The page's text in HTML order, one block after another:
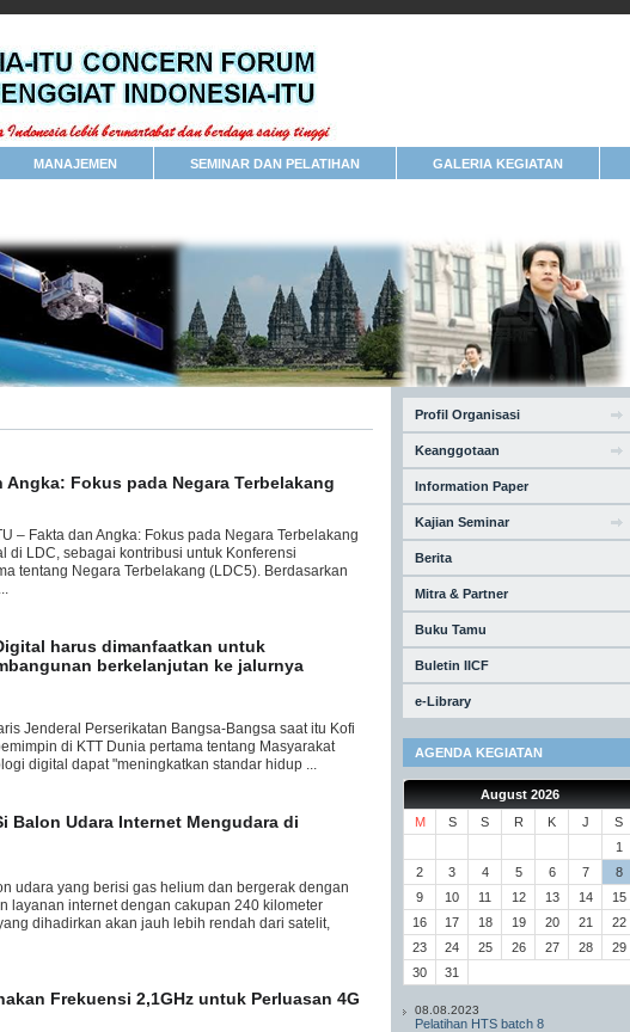
MANAJEMEN SEMINAR DAN PELATIHAN GALERIA KEGIATAN
Angka: Fokus pada Negara Terbelakang
– Fakta dan Angka: Fokus pada Negara Terbelakang
di LDC, sebagai kontribusi untuk Konferensi
tentang Negara Terbelakang (LDC5). Berdasarkan
harus dimanfaatkan untuk
berkelanjutan ke jalurnya
Jenderal Perserikatan Bangsa-Bangsa saat itu Kofi
di KTT Dunia pertama tentang Masyarakat
digital dapat "meningkatkan standar hidup ...
Balon Udara Internet Mengudara di
udara yang berisi gas helium dan bergerak dengan
layanan internet dengan cakupan 240 kilometer
dihadirkan akan jauh lebih rendah dari satelit,
Frekuensi 2,1GHz untuk Perluasan 4G
Profil Organisasi
Keanggotaan
Information Paper
Kajian Seminar
Berita
Mitra & Partner
Buku Tamu
Buletin IICF
e-Library
AGENDA KEGIATAN
August 2026
M
S S R K J
S
1
2
3 4 5 6 7
8
9
10 11 12 13 14
15
16
17 18 19 20 21
22
23
24 25 26 27 28
29
30
31
08.08.2023
Pelatihan HTS batch 8